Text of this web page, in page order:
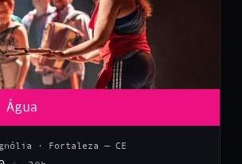
· Fortaleza — CE